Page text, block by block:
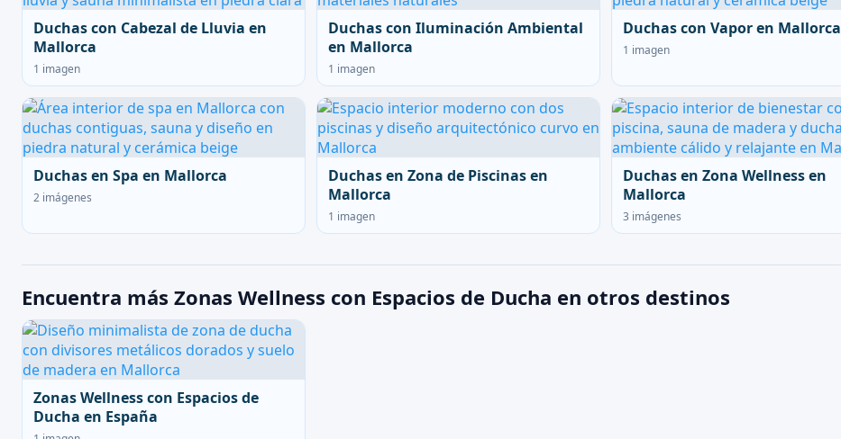
Duchas con Cabezal de Lluvia en
Mallorca
1 imagen
Duchas con Iluminación Ambiental
en Mallorca
1 imagen
Duchas con Vapor en Mallorca
1 imagen
Duchas en Spa en Mallorca
2 imágenes
Duchas en Zona de Piscinas en
Mallorca
1 imagen
Duchas en Zona Wellness en
Mallorca
3 imágenes
Encuentra más Zonas Wellness con Espacios de Ducha en otros destinos
Zonas Wellness con Espacios de
Ducha en España